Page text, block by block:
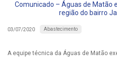
Comunicado – Águas de Matão
região do bairro
03/07/2020 Abastecimento
A equipe técnica da Águas de Matão